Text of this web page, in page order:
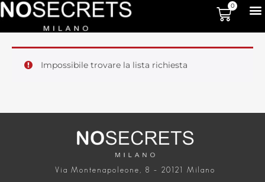
0
Impossibile trovare la lista richiesta
Via Montenapoleone, 8 – 20121 Milano